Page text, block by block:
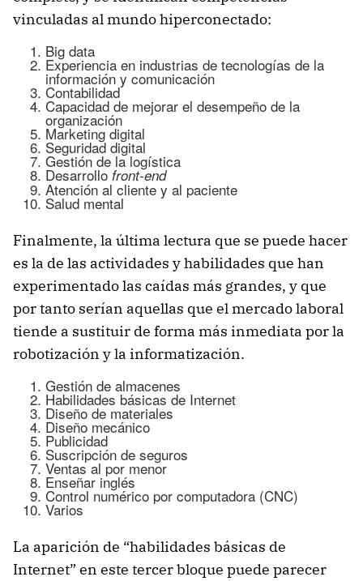
vinculadas al mundo hiperconectado:
Big data
Experiencia en industrias de tecnologías de la
información y comunicación
Contabilidad
Capacidad de mejorar el desempeño de la
organización
Marketing digital
Seguridad digital
Gestión de la logística
Desarrollo front-end
Atención al cliente y al paciente
Salud mental
Finalmente, la última lectura que se puede hacer
es la de las actividades y habilidades que han
experimentado las caídas más grandes, y que
por tanto serían aquellas que el mercado laboral
tiende a sustituir de forma más inmediata por la
robotización y la informatización.
Gestión de almacenes
Habilidades básicas de Internet
Diseño de materiales
Diseño mecánico
Publicidad
Suscripción de seguros
Ventas al por menor
Enseñar inglés
Control numérico por computadora (CNC)
Varios
La aparición de “habilidades básicas de
Internet” en este tercer bloque puede parecer